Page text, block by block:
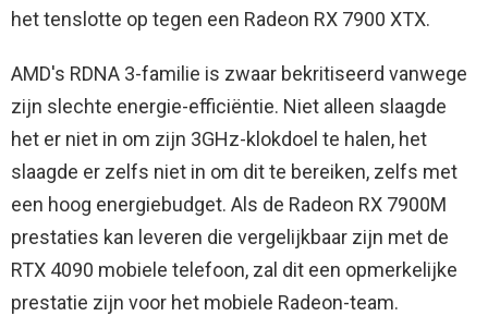
het tenslotte op tegen een Radeon RX 7900 XTX.
AMD's RDNA 3-familie is zwaar bekritiseerd vanwege
zijn slechte energie-efficiëntie. Niet alleen slaagde
het er niet in om zijn 3GHz-klokdoel te halen, het
slaagde er zelfs niet in om dit te bereiken, zelfs met
een hoog energiebudget. Als de Radeon RX 7900M
prestaties kan leveren die vergelijkbaar zijn met de
RTX 4090 mobiele telefoon, zal dit een opmerkelijke
prestatie zijn voor het mobiele Radeon-team.